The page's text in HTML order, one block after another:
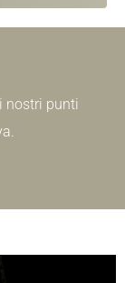
nostri punti